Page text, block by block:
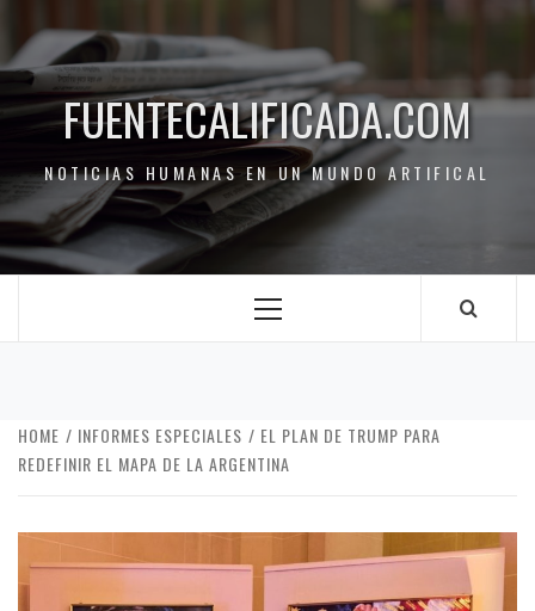
FUENTECALIFICADA.COM
NOTICIAS HUMANAS EN UN MUNDO ARTIFICAL
HOME INFORMES ESPECIALES
EL PLAN DE TRUMP PARA
REDEFINIR EL MAPA DE LA ARGENTINA